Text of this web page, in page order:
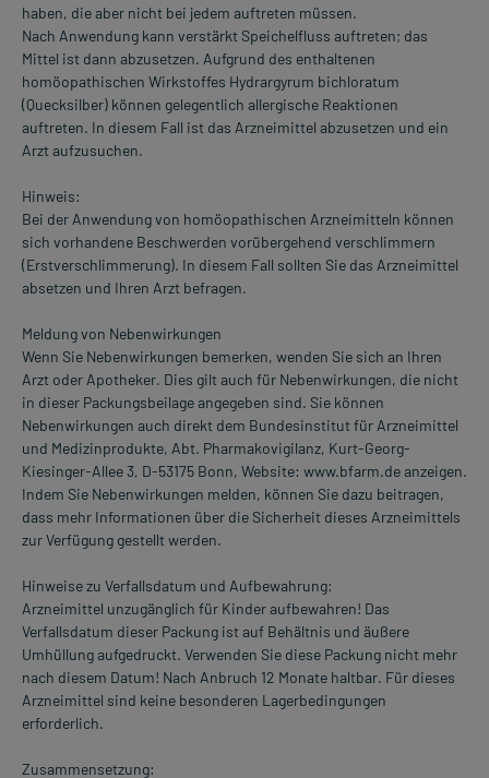
haben, die aber nicht bei jedem auftreten müssen.
Nach Anwendung kann verstärkt Speichelfluss auftreten; das
Mittel ist dann abzusetzen. Aufgrund des enthaltenen
homöopathischen Wirkstoffes Hydrargyrum bichloratum
(Quecksilber) können gelegentlich allergische Reaktionen
auftreten. In diesem Fall ist das Arzneimittel abzusetzen und ein
Arzt aufzusuchen.
Hinweis:
Bei der Anwendung von homöopathischen Arzneimitteln können
sich vorhandene Beschwerden vorübergehend verschlimmern
(Erstverschlimmerung). In diesem Fall sollten Sie das Arzneimittel
absetzen und Ihren Arzt befragen.
Meldung von Nebenwirkungen
Wenn Sie Nebenwirkungen bemerken, wenden Sie sich an Ihren
Arzt oder Apotheker. Dies gilt auch für Nebenwirkungen, die nicht
in dieser Packungsbeilage angegeben sind. Sie können
Nebenwirkungen auch direkt dem Bundesinstitut für Arzneimittel
und Medizinprodukte, Abt. Pharmakovigilanz, Kurt-Georg-
Kiesinger-Allee 3, D-53175 Bonn, Website: www.bfarm.de anzeigen.
Indem Sie Nebenwirkungen melden, können Sie dazu beitragen,
dass mehr Informationen über die Sicherheit dieses Arzneimittels
zur Verfügung gestellt werden.
Hinweise zu Verfallsdatum und Aufbewahrung:
Arzneimittel unzugänglich für Kinder aufbewahren! Das
Verfallsdatum dieser Packung ist auf Behältnis und äußere
Umhüllung aufgedruckt. Verwenden Sie diese Packung nicht mehr
nach diesem Datum! Nach Anbruch 12 Monate haltbar. Für dieses
Arzneimittel sind keine besonderen Lagerbedingungen
erforderlich.
Zusammensetzung: